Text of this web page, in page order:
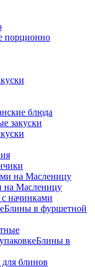
порционно
блюда
закуски
на Масленицу
начинками
Блины в фуршетной
Блины в